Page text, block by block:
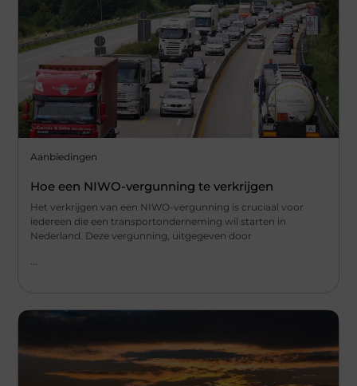
Aanbiedingen
Hoe een NIWO-vergunning te verkrijgen
Het verkrijgen van een NIWO-vergunning is cruciaal voor
iedereen die een transportonderneming wil starten in
Nederland. Deze vergunning, uitgegeven door
...